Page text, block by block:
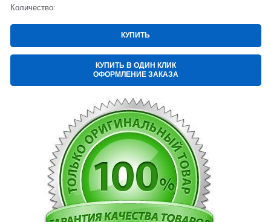
Количество:
КУПИТЬ
КУПИТЬ В ОДИН КЛИК
ОФОРМЛЕНИЕ ЗАКАЗА